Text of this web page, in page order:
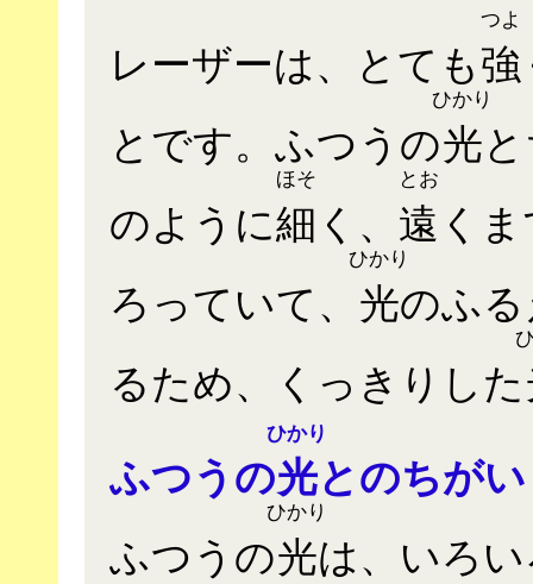
レーザーは、とても強
つよ
とです。ふつうの光
ひかり
のように細
ほそ
く、 遠
とお
く
ろっていて、 光
ひかり
のふ
るため、くっきりした
ふつうの光
ひかり
とのちがい
ふつうの光
ひかり
は、いろ